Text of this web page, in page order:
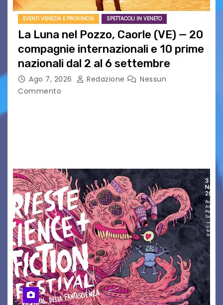
EVENTI VENEZIA E PROVINCIA SPETTACOLI IN VENETO
La Luna nel Pozzo, Caorle (VE) — 20
compagnie internazionali e 10 prime
nazionali dal 2 al 6 settembre
Ago 7, 2026 Redazione
Nessun
Commento